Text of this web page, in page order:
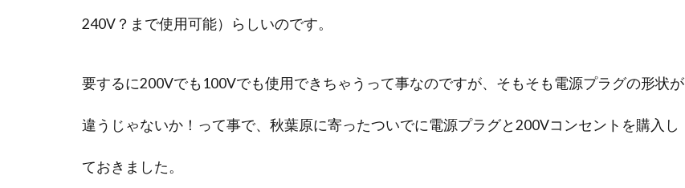
240V？まで使用可能）らしいのです。
要するに200Vでも100Vでも使用できちゃうって事なのですが、そもそも電源プラグの形状が
違うじゃないか！って事で、秋葉原に寄ったついでに電源プラグと200Vコンセントを購入し
ておきました。